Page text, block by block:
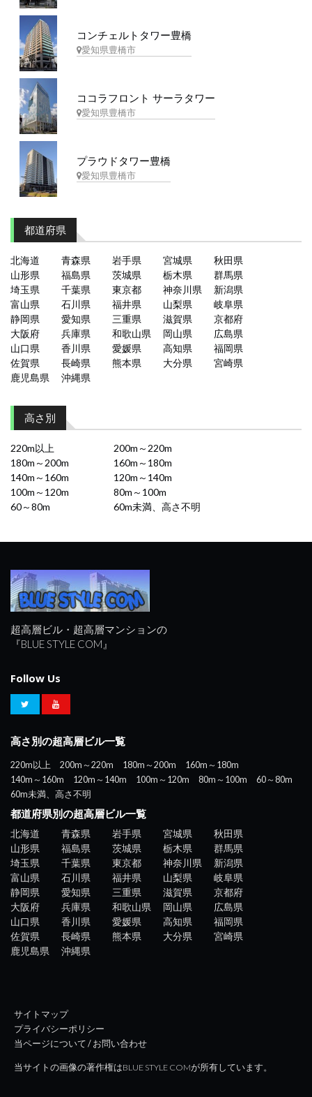
コンチェルトタワー豊橋
愛知県豊橋市
ココラフロント サーラタワー
愛知県豊橋市
プラウドタワー豊橋
愛知県豊橋市
都道府県
北海道 青森県 岩手県 宮城県
秋田県
山形県
福島県 茨城県 栃木県
群馬県
埼玉県
千葉県 東京都 神奈川県
新潟県
富山県
石川県 福井県 山梨県
岐阜県
静岡県
愛知県 三重県 滋賀県
京都府
大阪府
兵庫県 和歌山県 岡山県
広島県
山口県
香川県 愛媛県 高知県
福岡県
佐賀県
長崎県 熊本県 大分県
宮崎県
鹿児島県
沖縄県
高さ別
220m以上
200m～220m
180m～200m
160m～180m
140m～160m
120m～140m
100m～120m
80m～100m
60～80m
60m未満、高さ不明
超高層ビル・超高層マンションの
『BLUE STYLE COM』
Follow Us
高さ別の超高層ビル一覧
220m以上 200m～220m 180m～200m
160m～180m
140m～160m
120m～140m 100m～120m 80m～100m
60～80m
60m未満、高さ不明
都道府県別の超高層ビル一覧
北海道 青森県 岩手県 宮城県
秋田県
山形県
福島県 茨城県 栃木県
群馬県
埼玉県
千葉県 東京都 神奈川県
新潟県
富山県
石川県 福井県 山梨県
岐阜県
静岡県
愛知県 三重県 滋賀県
京都府
大阪府
兵庫県 和歌山県 岡山県
広島県
山口県
香川県 愛媛県 高知県
福岡県
佐賀県
長崎県 熊本県 大分県
宮崎県
鹿児島県
沖縄県
サイトマップ
プライバシーポリシー
当ページについて / お問い合わせ
当サイトの画像の著作権はBLUE STYLE COMが所有しています。